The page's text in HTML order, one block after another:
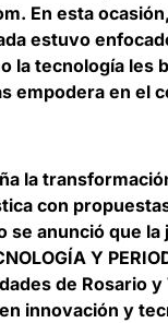
En esta
estuvo
la tecnología les
empodera en el
la
con
se anunció que la
Y
de Rosario y
innovación y